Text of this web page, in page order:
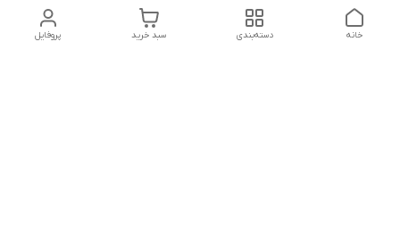
پروفایل سبد خرید دسته‌بندی خانه